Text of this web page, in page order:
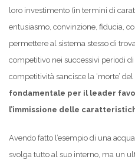
loro investimento (in termini di
entusiasmo, convinzione, fiducia,
permettere al sistema stesso di
competitivo nei successivi periodi
competitività sancisce la ‘morte’ del
fondamentale per il leader
l’immissione delle
Avendo fatto l’esempio di una
svolga tutto al suo interno, ma un